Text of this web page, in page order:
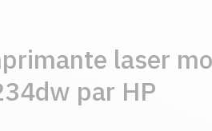
laser
par HP